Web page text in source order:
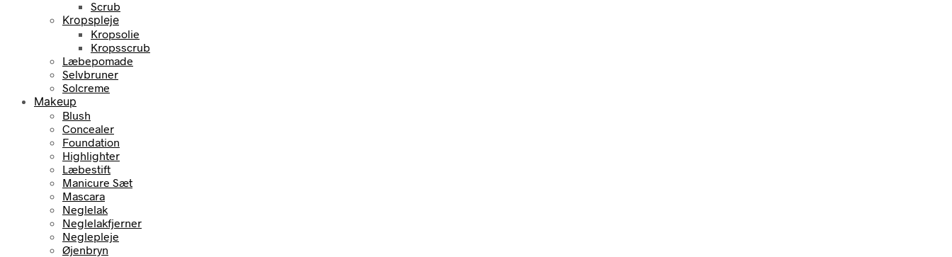
Scrub
Kropspleje
Kropsolie
Kropsscrub
Læbepomade
Selvbruner
Solcreme
Makeup
Blush
Concealer
Foundation
Highlighter
Læbestift
Manicure Sæt
Mascara
Neglelak
Neglelakfjerner
Neglepleje
Øjenbryn